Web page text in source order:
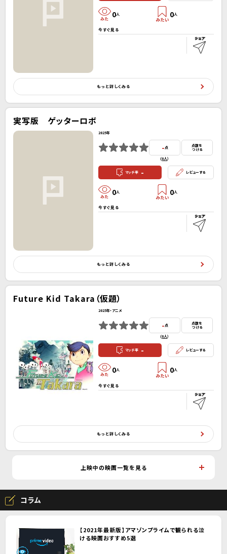
0人 0人
今すぐ見る
もっと詳しくみる
実写版 ゲッターロボ
2025年
-点
(0人）
点数を
つける
マッチ率 - レビューする
0人 0人
今すぐ見る
もっと詳しくみる
Future Kid Takara（仮題）
2025年・アニメ
-点
(0人）
点数を
つける
マッチ率 - レビューする
0人 0人
今すぐ見る
もっと詳しくみる
上映中の映画一覧を見る
コラム
【2021年最新版】アマゾンプライムで観られる泣
ける映画おすすめ5選